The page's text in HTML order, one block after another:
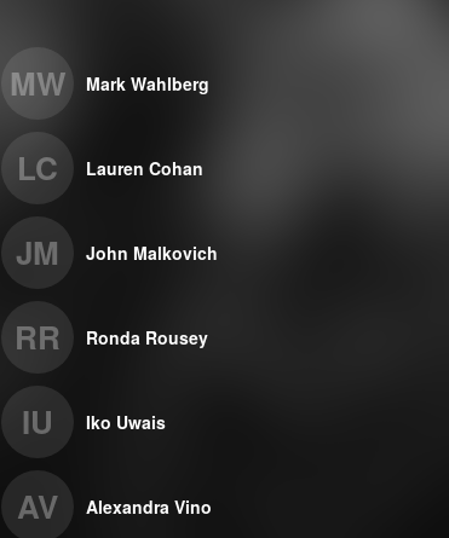
MW Mark Wahlberg
LC Lauren Cohan
JM John Malkovich
RR Ronda Rousey
IU Iko Uwais
AV Alexandra Vino